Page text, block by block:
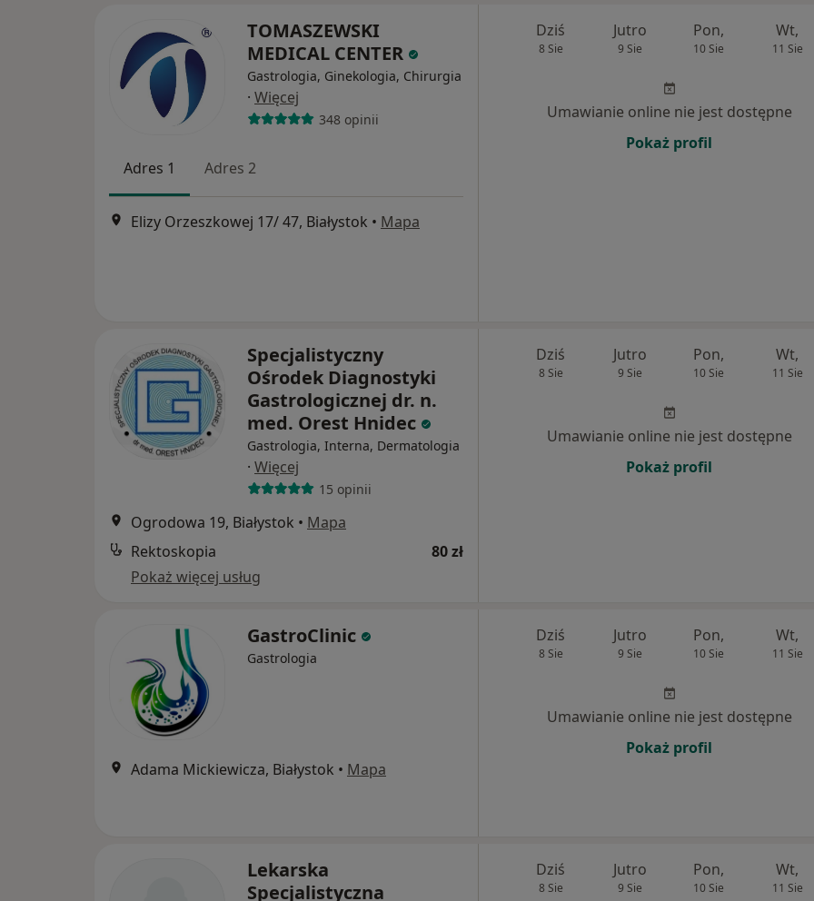
TOMASZEWSKI
MEDICAL CENTER
Gastrologia, Ginekologia, Chirurgia
· Więcej
348 opinii
Adres 1 Adres 2
Elizy Orzeszkowej 17/ 47, Białystok • Mapa
Dziś
8 Sie
Jutro
9 Sie
Pon,
10 Sie
Wt,
11 Sie
Umawianie online nie jest dostępne
Pokaż profil
Specjalistyczny
Ośrodek Diagnostyki
Gastrologicznej dr. n.
med. Orest Hnidec
Gastrologia, Interna, Dermatologia
· Więcej
15 opinii
Ogrodowa 19, Białystok • Mapa
Rektoskopia
80 zł
Pokaż więcej usług
Dziś
8 Sie
Jutro
9 Sie
Pon,
10 Sie
Wt,
11 Sie
Umawianie online nie jest dostępne
Pokaż profil
GastroClinic
Gastrologia
Adama Mickiewicza, Białystok • Mapa
Dziś
8 Sie
Jutro
9 Sie
Pon,
10 Sie
Wt,
11 Sie
Umawianie online nie jest dostępne
Pokaż profil
Lekarska
Specjalistyczna
Dziś
8 Sie
Jutro
9 Sie
Pon,
10 Sie
Wt,
11 Sie